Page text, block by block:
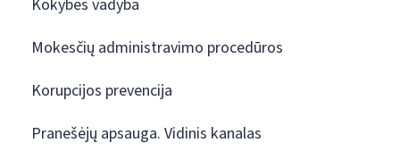
Kokybės vadyba
Mokesčių administravimo procedūros
Korupcijos prevencija
Pranešėjų apsauga. Vidinis kanalas